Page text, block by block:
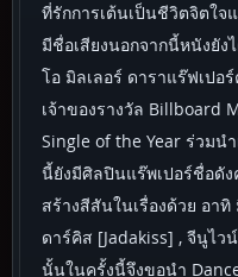
ที่รักการเต้นเป็นชีวิตจิตใ
มีชื่อเสียงนอกจากนี้หนังยัง
โอ มิลเลอร์ ดาราแร๊ฟเป
เจ้าของรางวัล Billboard
Single of the Year ร่วมน
นี้ยังมีศิลปินแร๊พเปอร์ชื่อดั
สร้างสีสันในเรื่องด้วย อา
ดาร์คิส [Jadakiss] , จีนูไ
นั้นในครั้งนี้จึงขอนำ